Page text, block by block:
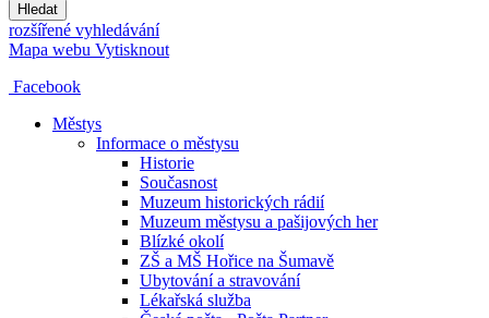
Hledat
rozšířené vyhledávání
Mapa webu Vytisknout
Facebook
Městys
Informace o městysu
Historie
Současnost
Muzeum historických rádií
Muzeum městysu a pašijových her
Blízké okolí
ZŠ a MŠ Hořice na Šumavě
Ubytování a stravování
Lékařská služba